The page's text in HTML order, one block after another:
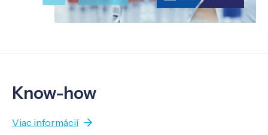
Know-how
Viac informácií